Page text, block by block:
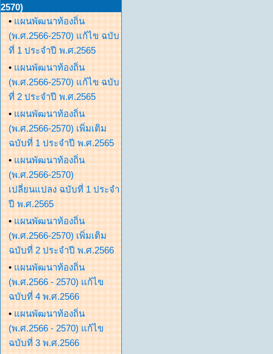
2570)
• แผนพัฒนาท้องถิ่น
(พ.ศ.2566-2570) แก้ไข ฉบับ
ที่ 1 ประจำปี พ.ศ.2565
• แผนพัฒนาท้องถิ่น
(พ.ศ.2566-2570) แก้ไข ฉบับ
ที่ 2 ประจำปี พ.ศ.2565
• แผนพัฒนาท้องถิ่น
(พ.ศ.2566-2570) เพิ่มเติม
ฉบับที่ 1 ประจำปี พ.ศ.2565
• แผนพัฒนาท้องถิ่น
(พ.ศ.2566-2570)
เปลี่ยนแปลง ฉบับที่ 1 ประจำ
ปี พ.ศ.2565
• แผนพัฒนาท้องถิ่น
(พ.ศ.2566-2570) เพิ่มเติม
ฉบับที่ 2 ประจำปี พ.ศ.2566
• แผนพัฒนาท้องถิ่น
(พ.ศ.2566 - 2570) แก้ไข
ฉบับที่ 4 พ.ศ.2566
• แผนพัฒนาท้องถิ่น
(พ.ศ.2566 - 2570) แก้ไข
ฉบับที่ 3 พ.ศ.2566